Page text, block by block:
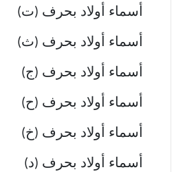
أسماء أولاد بحرف (ت)
أسماء أولاد بحرف (ث)
أسماء أولاد بحرف (ج)
أسماء أولاد بحرف (ح)
أسماء أولاد بحرف (خ)
أسماء أولاد بحرف (د)